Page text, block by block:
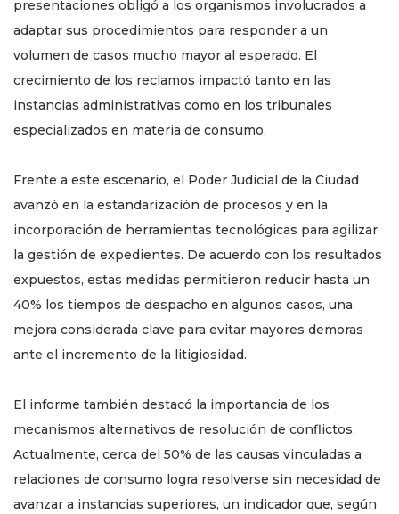
presentaciones obligó a los organismos involucrados a
adaptar sus procedimientos para responder a un
volumen de casos mucho mayor al esperado. El
crecimiento de los reclamos impactó tanto en las
instancias administrativas como en los tribunales
especializados en materia de consumo.
Frente a este escenario, el Poder Judicial de la Ciudad
avanzó en la estandarización de procesos y en la
incorporación de herramientas tecnológicas para agilizar
la gestión de expedientes. De acuerdo con los resultados
expuestos, estas medidas permitieron reducir hasta un
40% los tiempos de despacho en algunos casos, una
mejora considerada clave para evitar mayores demoras
ante el incremento de la litigiosidad.
El informe también destacó la importancia de los
mecanismos alternativos de resolución de conflictos.
Actualmente, cerca del 50% de las causas vinculadas a
relaciones de consumo logra resolverse sin necesidad de
avanzar a instancias superiores, un indicador que, según